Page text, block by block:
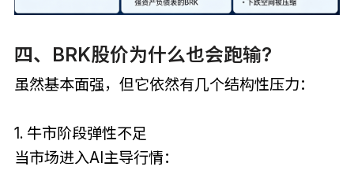
四、BRK股价为什么也会跑输?
虽然基本面强，但它依然有几个结构性压力：
1. 牛市阶段弹性不足
当市场进入AI主导行情：